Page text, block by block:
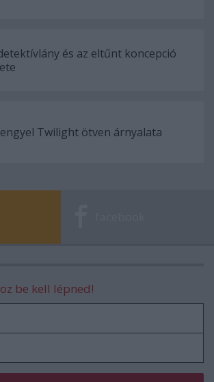
és az eltűnt koncepció
Twilight ötven árnyalata
be kell lépned!